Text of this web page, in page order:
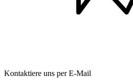
Kontaktiere uns per E-Mail